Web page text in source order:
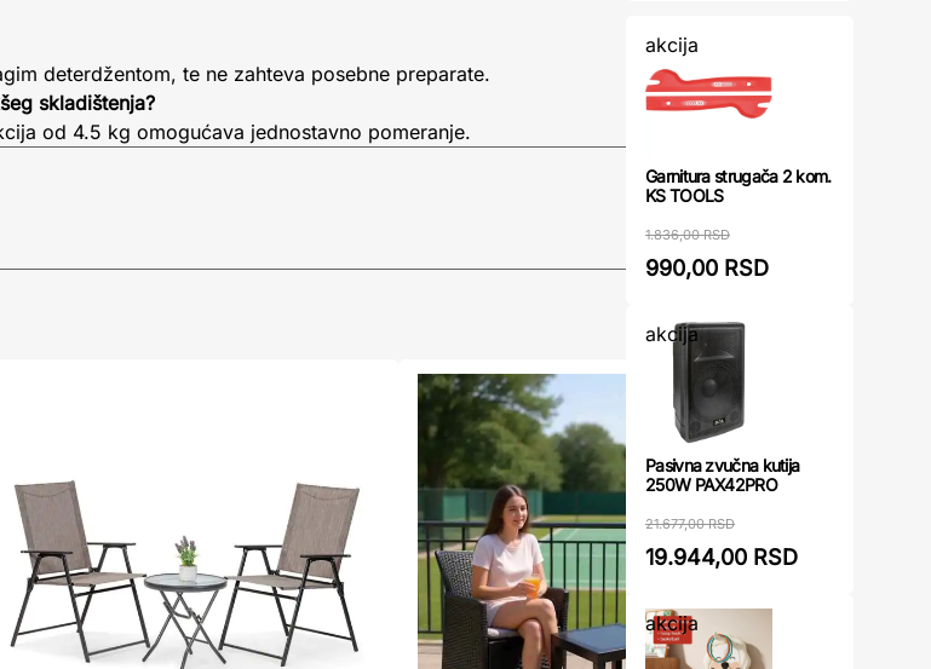
deterdžentom, te ne zahteva posebne preparate.
skladištenja?
od 4.5 kg omogućava jednostavno pomeranje.
akcija
Garnitura strugača 2 kom.
KS TOOLS
1.836,00 RSD
990,00 RSD
akcija
Pasivna zvučna kutija
250W PAX42PRO
21.677,00 RSD
19.944,00 RSD
akcija